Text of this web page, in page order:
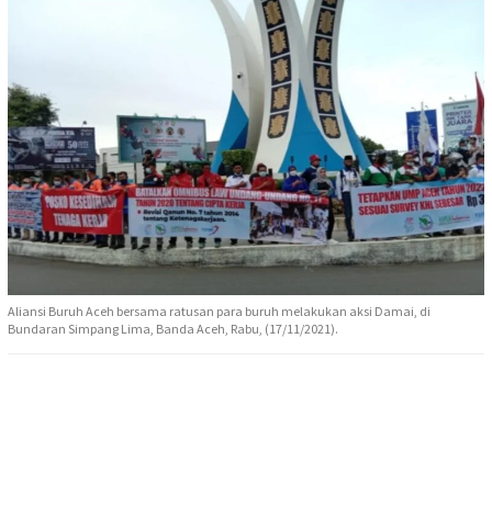
Aliansi Buruh Aceh bersama ratusan para buruh melakukan aksi Damai, di
Bundaran Simpang Lima, Banda Aceh, Rabu, (17/11/2021).